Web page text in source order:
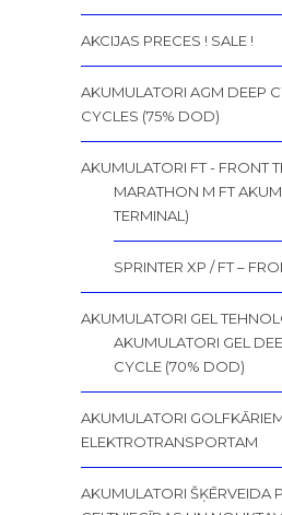
AKCIJAS PRECES ! SALE !
AKUMULATORI AGM DEEP
CYCLES (75% DOD)
AKUMULATORI FT - FRONT
MARATHON M FT
TERMINAL)
SPRINTER XP / FT –
AKUMULATORI GEL
AKUMULATORI GEL
CYCLE (70% DOD)
AKUMULATORI
ELEKTROTRANSPORTAM
AKUMULATORI ŠĶĒRVEIDA